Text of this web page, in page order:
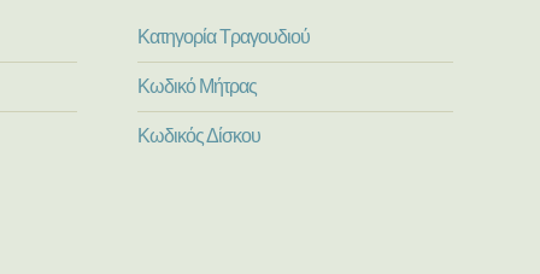
Κατηγορία Τραγουδιού
Κωδικό Μήτρας
Κωδικός Δίσκου